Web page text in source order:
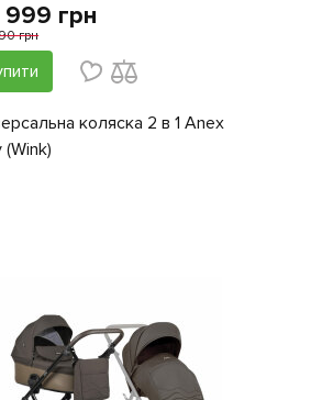
грн
грн
коляска 2 в 1 Anex
(Wink)